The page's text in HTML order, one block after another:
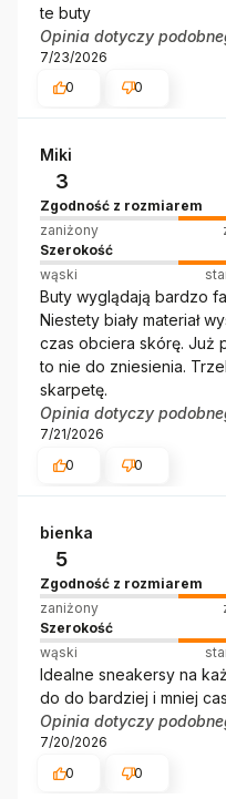
te buty
Opinia dotyczy
7/23/2026
0
0
Miki
3
Zgodność z rozmiarem
zaniżony
Szerokość
wąski
Buty wyglądają bardzo
Niestety biały materiał
czas obciera skórę. Już
to nie do zniesienia.
skarpetę.
Opinia dotyczy
7/21/2026
0
0
bienka
5
Zgodność z rozmiarem
zaniżony
Szerokość
wąski
Idealne sneakersy na
do do bardziej i mniej
Opinia dotyczy
7/20/2026
0
0